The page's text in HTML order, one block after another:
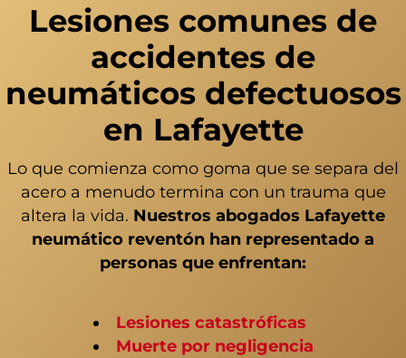
Lesiones comunes de
accidentes de
neumáticos defectuosos
en Lafayette
Lo que comienza como goma que se separa del
acero a menudo termina con un trauma que
altera la vida. Nuestros abogados Lafayette
neumático reventón han representado a
personas que enfrentan:
Lesiones catastróficas
Muerte por negligencia